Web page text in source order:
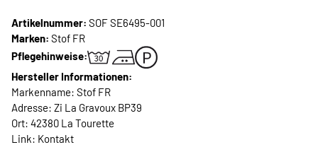
Artikelnummer: SOF SE6495-001
Marken: Stof FR
Pflegehinweise:
Hersteller Informationen:
Markenname: Stof FR
Adresse: Zi La Gravoux BP39
Ort: 42380 La Tourette
Link: Kontakt